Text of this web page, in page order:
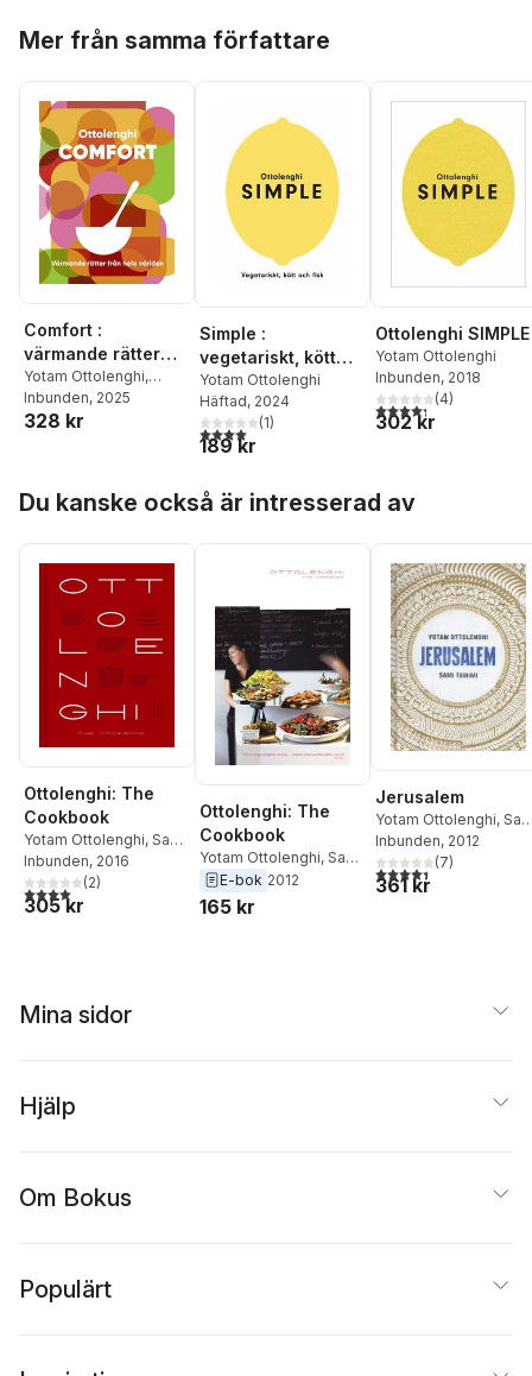
Mer från samma författare
Comfort :
värmande rätter
från hela världen
Yotam Ottolenghi,
Helen Goh ,Verena
Lochmuller
Inbunden, 2025
328 kr
Simple :
vegetariskt, kött
och fisk
Yotam Ottolenghi
Häftad, 2024
4,0utav 5 stjärnor. Totalt antal röster:
(1)
189 kr
Ottolenghi SIMPLE
Yotam Ottolenghi
Inbunden, 2018
4,3utav 5 stjärnor.
(4)
302 kr
Du kanske också är intresserad av
Ottolenghi: The
Cookbook
Yotam Ottolenghi, Sami
Tamimi
Inbunden, 2016
4,0utav 5 stjärnor. Totalt antal röster:
(2)
305 kr
Ottolenghi: The
Cookbook
Yotam Ottolenghi, Sami
Tamimi
E-bok 2012
165 kr
Jerusalem
Yotam Ottolenghi,
Tamimi
Inbunden, 2012
4,4utav 5 stjärnor.
(7)
361 kr
Mina sidor
Hjälp
Om Bokus
Populärt